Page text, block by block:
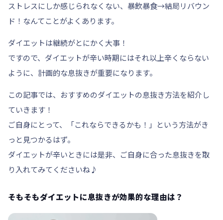
ストレスにしか感じられなくない、暴飲暴食→結局リバウン
ド！なんてことがよくあります。
ダイエットは継続がとにかく大事！
ですので、ダイエットが辛い時期にはそれ以上辛くならない
ように、計画的な息抜きが重要になります。
この記事では、おすすめのダイエットの息抜き方法を紹介し
ていきます！
ご自身にとって、「これならできるかも！」という方法がき
っと見つかるはず。
ダイエットが辛いときには是非、ご自身に合った息抜きを取
り入れてみてくださいね♪
そもそもダイエットに息抜きが効果的な理由は？